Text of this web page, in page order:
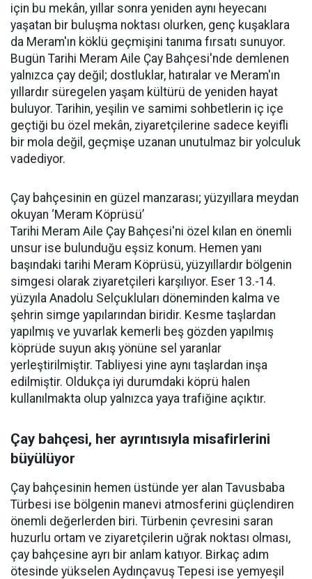
için bu mekân, yıllar sonra yeniden aynı heyecanı
yaşatan bir buluşma noktası olurken, genç kuşaklara
da Meram'ın köklü geçmişini tanıma fırsatı sunuyor.
Bugün Tarihi Meram Aile Çay Bahçesi'nde demlenen
yalnızca çay değil; dostluklar, hatıralar ve Meram'ın
yıllardır süregelen yaşam kültürü de yeniden hayat
buluyor. Tarihin, yeşilin ve samimi sohbetlerin iç içe
geçtiği bu özel mekân, ziyaretçilerine sadece keyifli
bir mola değil, geçmişe uzanan unutulmaz bir yolculuk
vadediyor.
Çay bahçesinin en güzel manzarası; yüzyıllara meydan
okuyan ‘Meram Köprüsü’
Tarihi Meram Aile Çay Bahçesi'ni özel kılan en önemli
unsur ise bulunduğu eşsiz konum. Hemen yanı
başındaki tarihi Meram Köprüsü, yüzyıllardır bölgenin
simgesi olarak ziyaretçileri karşılıyor. Eser 13.-14.
yüzyıla Anadolu Selçukluları döneminden kalma ve
şehrin simge yapılarından biridir. Kesme taşlardan
yapılmış ve yuvarlak kemerli beş gözden yapılmış
köprüde suyun akış yönüne sel yaranlar
yerleştirilmiştir. Tabliyesi yine aynı taşlardan inşa
edilmiştir. Oldukça iyi durumdaki köprü halen
kullanılmakta olup yalnızca yaya trafiğine açıktır.
Çay bahçesi, her ayrıntısıyla misafirlerini
büyülüyor
Çay bahçesinin hemen üstünde yer alan Tavusbaba
Türbesi ise bölgenin manevi atmosferini güçlendiren
önemli değerlerden biri. Türbenin çevresini saran
huzurlu ortam ve ziyaretçilerin uğrak noktası olması,
çay bahçesine ayrı bir anlam katıyor. Birkaç adım
ötesinde yükselen Aydınçavuş Tepesi ise yemyeşil